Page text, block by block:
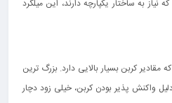
نیاز به ساختار یکپارچه دارند، این میلگرد
مقادیر کربن بسیار بالایی دارد. بزرگ‌ ترین
واکنش پذیر بودن کربن، خیلی زود دچار